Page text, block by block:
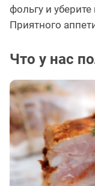
фольгу и
Приятного
Что у нас